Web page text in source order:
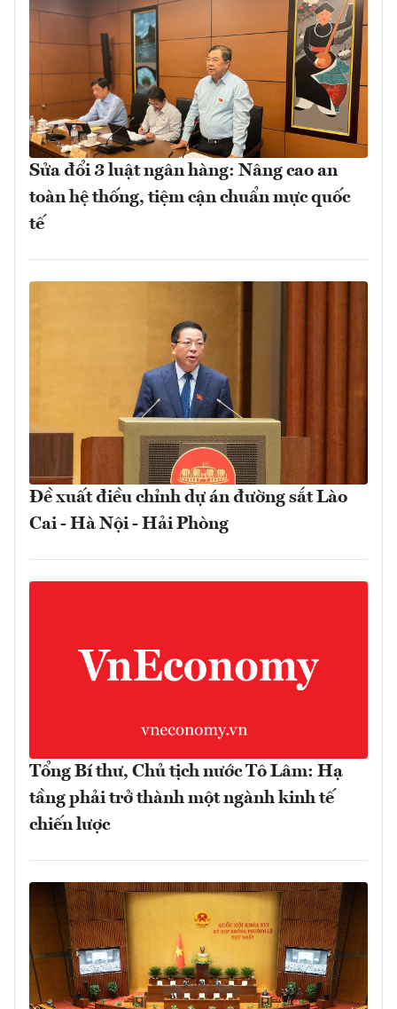
Sửa đổi 3 luật ngân hàng: Nâng cao an
toàn hệ thống, tiệm cận chuẩn mực quốc
tế
Đề xuất điều chỉnh dự án đường sắt Lào
Cai - Hà Nội - Hải Phòng
Tổng Bí thư, Chủ tịch nước Tô Lâm: Hạ
tầng phải trở thành một ngành kinh tế
chiến lược